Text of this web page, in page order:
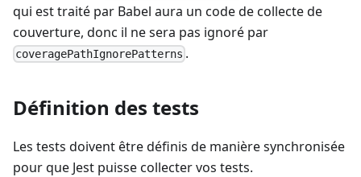
qui est traité par Babel aura un code de collecte de
couverture, donc il ne sera pas ignoré par
coveragePathIgnorePatterns .
Définition des tests
Les tests doivent être définis de manière synchronisée
pour que Jest puisse collecter vos tests.